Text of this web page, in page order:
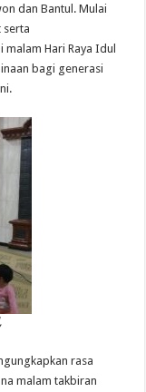
dan Bantul. Mulai
serta
Hari Raya Idul
bagi generasi
rasa
malam takbiran